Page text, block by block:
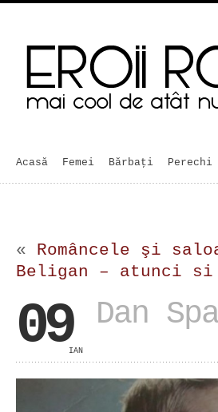
Acasă Femei Bărbaţi Perechi
« Româncele şi
Beligan – atunci si
09IAN
Dan